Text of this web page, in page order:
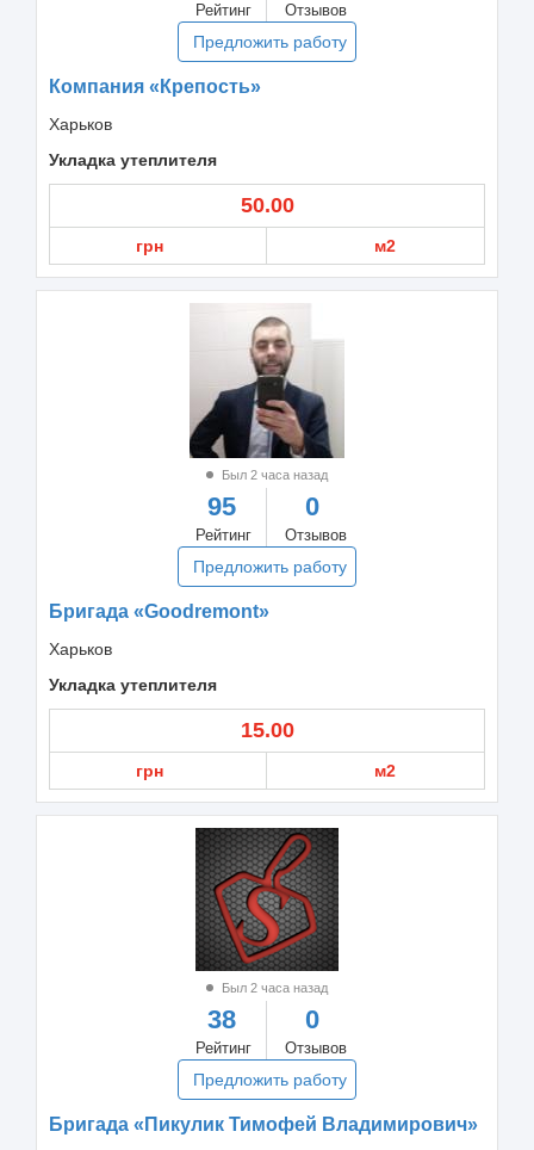
Рейтинг Отзывов
Предложить работу
Компания «Крепость»
Харьков
Укладка утеплителя
50.00
грн м2
Был 2 часа назад
95
Рейтинг
0
Отзывов
Предложить работу
Бригада «Goodremont»
Харьков
Укладка утеплителя
15.00
грн м2
Был 2 часа назад
38
Рейтинг
0
Отзывов
Предложить работу
Бригада «Пикулик Тимофей Владимирович»